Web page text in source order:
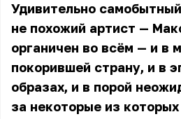
Удивительно
не похожий артист —
органичен во всём — и в
покорившей страну, и в
образах, и в порой
за некоторые из